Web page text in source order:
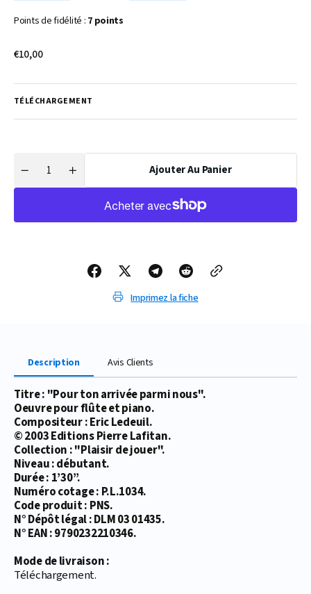
Points de fidélité : 7 points
Prix
€10,00
TÉLÉCHARGEMENT
Réduire
Quantité
Augmenter
NOUS
Ajouter Au Panier
Imprimez la fiche
Description Avis Clients
Titre : "Pour ton arrivée parmi nous".
Oeuvre pour flûte et piano.
Compositeur : Eric Ledeuil.
© 2003 Editions Pierre Lafitan.
Collection : "Plaisir de jouer".
Niveau : débutant.
Durée : 1’30’’.
Numéro cotage : P.L.1034.
Code produit : PNS.
N° Dépôt légal : DLM 03 01435.
N° EAN : 9790232210346.
Mode de livraison :
Téléchargement.